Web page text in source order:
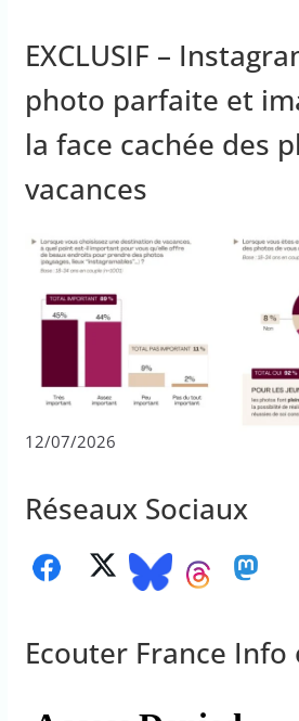
EXCLUSIF –
photo parfaite et
la face cachée des
vacances
12/07/2026
Réseaux Sociaux
Ecouter France Info